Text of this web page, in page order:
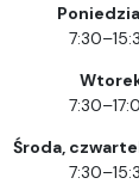
Środa,